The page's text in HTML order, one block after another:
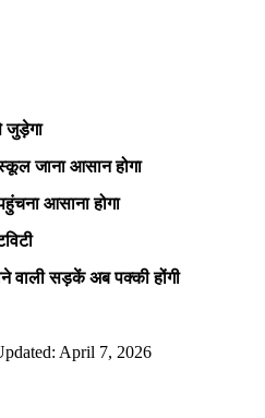
जुड़ेगा
जाना आसान होगा
आसाना होगा
सड़कें अब पक्की होंगी
April 7, 2026